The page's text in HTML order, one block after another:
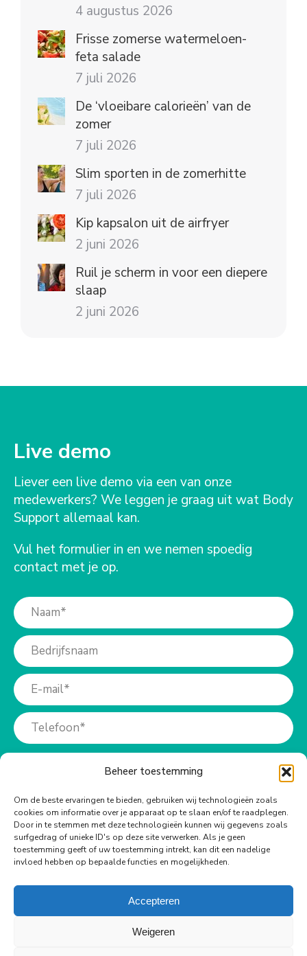
Beheer toestemming
Om de beste ervaringen te bieden, gebruiken wij technologieën zoals
cookies om informatie over je apparaat op te slaan en/of te raadplegen.
Door in te stemmen met deze technologieën kunnen wij gegevens zoals
surfgedrag of unieke ID's op deze site verwerken. Als je geen
toestemming geeft of uw toestemming intrekt, kan dit een nadelige
invloed hebben op bepaalde functies en mogelijkheden.
Accepteren
Weigeren
4 augustus 2026
Frisse zomerse watermeloen-
feta salade
7 juli 2026
De ‘vloeibare calorieën’ van de
zomer
7 juli 2026
Slim sporten in de zomerhitte
7 juli 2026
Kip kapsalon uit de airfryer
2 juni 2026
Ruil je scherm in voor een diepere
slaap
2 juni 2026
Live demo
Liever een live demo via een van onze
medewerkers? We leggen je graag uit wat Body
Support allemaal kan.
Vul het formulier in en we nemen spoedig
contact met je op.
Meer info?
Bel ons op:
+31 (0)73-6990940